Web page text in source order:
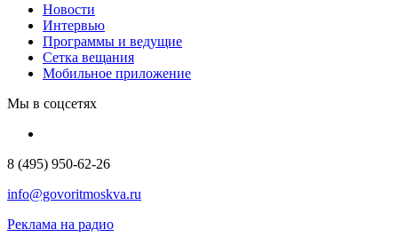
Новости
Интервью
Программы и ведущие
Сетка вещания
Мобильное приложение
Мы в соцсетях
8 (495) 950-62-26
info@govoritmoskva.ru
Реклама на радио